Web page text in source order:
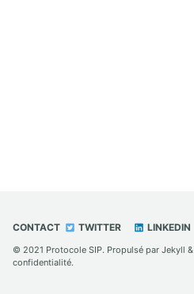
CONTACT TWITTER LINKEDIN
© 2021 Protocole SIP. Propulsé par Jekyll &
confidentialité.